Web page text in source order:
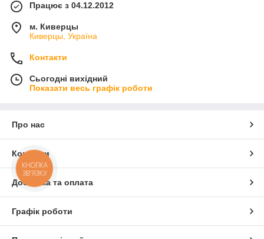
Працює з 04.12.2012
м. Киверцы
Киверцы, Україна
Контакти
Сьогодні вихідний
Показати весь графік роботи
Про нас
Контакти
Доставка та оплата
Графік роботи
КНОПКА
ЗВ'ЯЗКУ